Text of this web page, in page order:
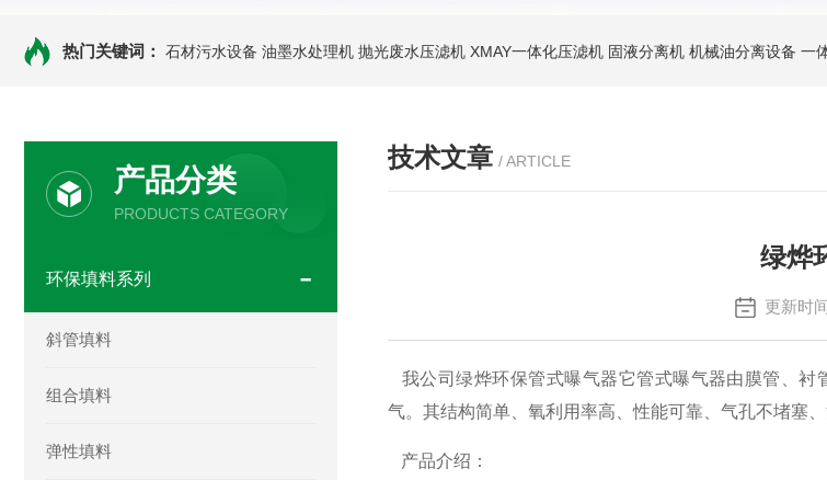
热门关键词： 石材污水设备 油墨水处理机 抛光废水压滤机 XMAY一体化压滤机 固液分离机 机械油分离设备 一体化
产品分类
PRODUCTS CATEGORY
环保填料系列
斜管填料
组合填料
弹性填料
技术文章 / ARTICLE
绿烨
更新时
我公司绿烨环保管式曝气器它管式曝气器由膜管、衬
气。其结构简单、氧利用率高、性能可靠、气孔不堵塞
产品介绍：